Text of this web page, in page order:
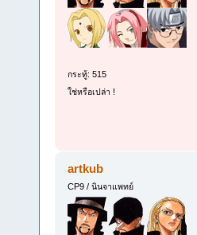
กระทู้: 515
ใช่หรือเปล่า !
artkub
CP9 / นินจาแพทย์